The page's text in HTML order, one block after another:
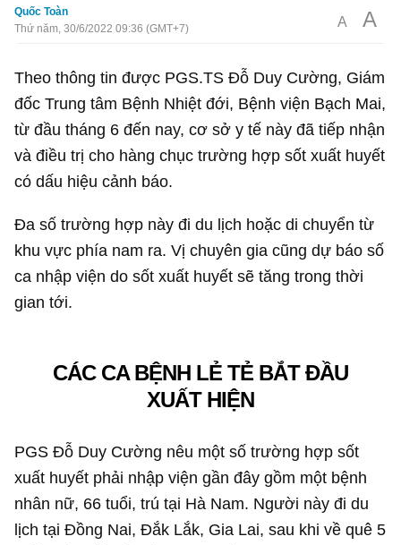
Quốc Toàn
Thứ năm, 30/6/2022 09:36 (GMT+7)
A A
Theo thông tin được PGS.TS Đỗ Duy Cường, Giám
đốc Trung tâm Bệnh Nhiệt đới, Bệnh viện Bạch Mai,
từ đầu tháng 6 đến nay, cơ sở y tế này đã tiếp nhận
và điều trị cho hàng chục trường hợp sốt xuất huyết
có dấu hiệu cảnh báo.
Đa số trường hợp này đi du lịch hoặc di chuyển từ
khu vực phía nam ra. Vị chuyên gia cũng dự báo số
ca nhập viện do sốt xuất huyết sẽ tăng trong thời
gian tới.
CÁC CA BỆNH LẺ TẺ BẮT ĐẦU
XUẤT HIỆN
PGS Đỗ Duy Cường nêu một số trường hợp sốt
xuất huyết phải nhập viện gần đây gồm một bệnh
nhân nữ, 66 tuổi, trú tại Hà Nam. Người này đi du
lịch tại Đồng Nai, Đắk Lắk, Gia Lai, sau khi về quê 5